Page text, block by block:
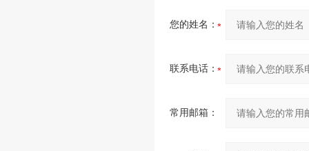
您的姓名：
联系电话：
常用邮箱：